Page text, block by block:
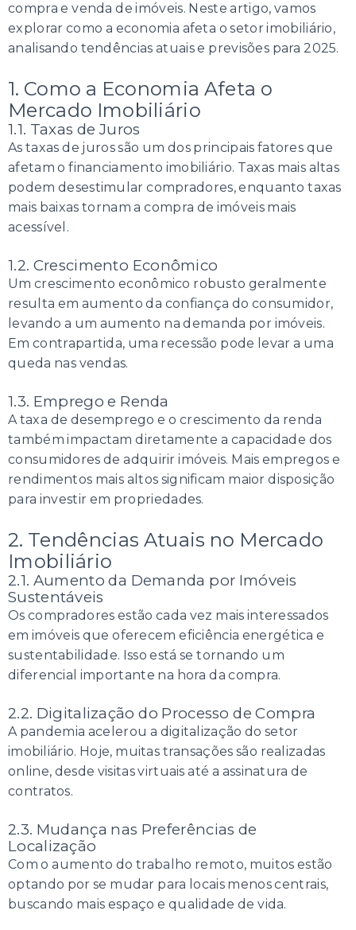
compra e venda de imóveis. Neste artigo, vamos
explorar como a economia afeta o setor imobiliário,
analisando tendências atuais e previsões para 2025.
1. Como a Economia Afeta o
Mercado Imobiliário
1.1. Taxas de Juros
As taxas de juros são um dos principais fatores que
afetam o financiamento imobiliário. Taxas mais altas
podem desestimular compradores, enquanto taxas
mais baixas tornam a compra de imóveis mais
acessível.
1.2. Crescimento Econômico
Um crescimento econômico robusto geralmente
resulta em aumento da confiança do consumidor,
levando a um aumento na demanda por imóveis.
Em contrapartida, uma recessão pode levar a uma
queda nas vendas.
1.3. Emprego e Renda
A taxa de desemprego e o crescimento da renda
também impactam diretamente a capacidade dos
consumidores de adquirir imóveis. Mais empregos e
rendimentos mais altos significam maior disposição
para investir em propriedades.
2. Tendências Atuais no Mercado
Imobiliário
2.1. Aumento da Demanda por Imóveis
Sustentáveis
Os compradores estão cada vez mais interessados
em imóveis que oferecem eficiência energética e
sustentabilidade. Isso está se tornando um
diferencial importante na hora da compra.
2.2. Digitalização do Processo de Compra
A pandemia acelerou a digitalização do setor
imobiliário. Hoje, muitas transações são realizadas
online, desde visitas virtuais até a assinatura de
contratos.
2.3. Mudança nas Preferências de
Localização
Com o aumento do trabalho remoto, muitos estão
optando por se mudar para locais menos centrais,
buscando mais espaço e qualidade de vida.